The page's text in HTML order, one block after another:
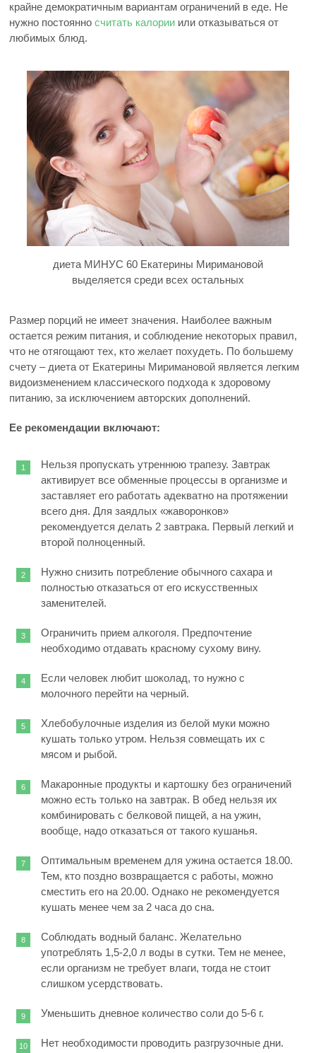
крайне демократичным вариантам ограничений в еде. Не
нужно постоянносчитать калории или отказываться от
любимых блюд.
диета МИНУС 60 Екатерины Миримановой
выделяется среди всех остальных
Размер порций не имеет значения. Наиболее важным
остается режим питания, и соблюдение некоторых правил,
что не отягощают тех, кто желает похудеть. По большему
счету – диета от Екатерины Миримановой является легким
видоизменением классического подхода к здоровому
питанию, за исключением авторских дополнений.
Ее рекомендации включают:
Нельзя пропускать утреннюю трапезу. Завтрак
активирует все обменные процессы в организме и
заставляет его работать адекватно на протяжении
всего дня. Для заядлых «жаворонков»
рекомендуется делать 2 завтрака. Первый легкий и
второй полноценный.
Нужно снизить потребление обычного сахара и
полностью отказаться от его искусственных
заменителей.
Ограничить прием алкоголя. Предпочтение
необходимо отдавать красному сухому вину.
Если человек любит шоколад, то нужно с
молочного перейти на черный.
Хлебобулочные изделия из белой муки можно
кушать только утром. Нельзя совмещать их с
мясом и рыбой.
Макаронные продукты и картошку без ограничений
можно есть только на завтрак. В обед нельзя их
комбинировать с белковой пищей, а на ужин,
вообще, надо отказаться от такого кушанья.
Оптимальным временем для ужина остается 18.00.
Тем, кто поздно возвращается с работы, можно
сместить его на 20.00. Однако не рекомендуется
кушать менее чем за 2 часа до сна.
Соблюдать водный баланс. Желательно
употреблять 1,5-2,0 л воды в сутки. Тем не менее,
если организм не требует влаги, тогда не стоит
слишком усердствовать.
Уменьшить дневное количество соли до 5-6 г.
Нет необходимости проводить разгрузочные дни.